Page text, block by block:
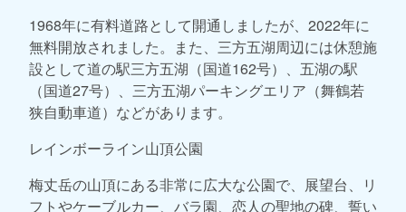
1968年に有料道路として開通しましたが、2022年に
無料開放されました。また、三方五湖周辺には休憩施
設として道の駅三方五湖（国道162号）、五湖の駅
（国道27号）、三方五湖パーキングエリア（舞鶴若
狭自動車道）などがあります。
レインボーライン山頂公園
梅丈岳の山頂にある非常に広大な公園で、展望台、リ
フトやケーブルカー、バラ園、恋人の聖地の碑、誓い